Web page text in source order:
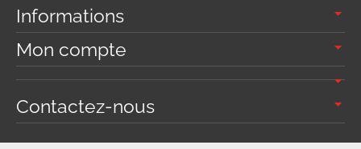
Informations
Mon compte
Contactez-nous